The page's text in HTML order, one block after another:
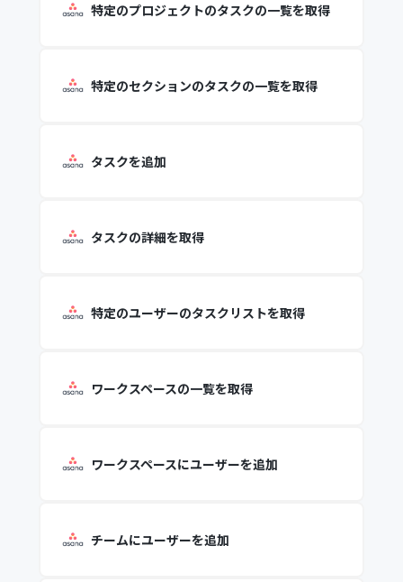
特定のプロジェクトのタスクの一覧を取得
特定のセクションのタスクの一覧を取得
タスクを追加
タスクの詳細を取得
特定のユーザーのタスクリストを取得
ワークスペースの一覧を取得
ワークスペースにユーザーを追加
チームにユーザーを追加